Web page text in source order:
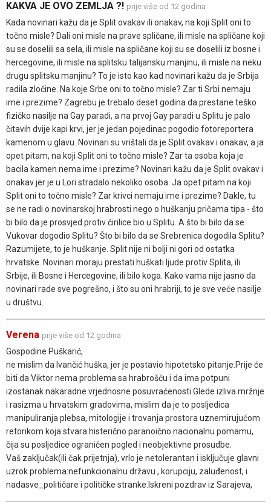
KAKVA JE OVO ZEMLJA ?! prije više od 12 godina
Kada novinari kažu da je Split ovakav ili onakav, na koji Split oni to
točno misle? Dali oni misle na prave spličane, ili misle na spličane koji
su se doselili sa sela, ili misle na spličane koji su se doselili iz bosne i
hercegovine, ili misle na splitsku talijansku manjinu, ili misle na neku
drugu splitsku manjinu? To je isto kao kad novinari kažu da je Srbija
radila zločine. Na koje Srbe oni to točno misle? Zar ti Srbi nemaju
ime i prezime? Zagrebu je trebalo deset godina da prestane teško
fizičko nasilje na Gay paradi, a na prvoj Gay paradi u Splitu je palo
čitavih dvije kapi krvi, jer je jedan pojedinac pogodio fotoreportera
kamenom u glavu. Novinari su vrištali da je Split ovakav i onakav, a ja
opet pitam, na koji Split oni to točno misle? Zar ta osoba koja je
bacila kamen nema ime i prezime? Novinari kažu da je Split ovakav i
onakav jer je u Lori stradalo nekoliko osoba. Ja opet pitam na koji
Split oni to točno misle? Zar krivci nemaju ime i prezime? Dakle, tu
se ne radi o novinarskoj hrabrosti nego o huškanju pričama tipa - što
bi bilo da je prosvjed protiv ćirilice bio u Splitu. A što bi bilo da se
Vukovar dogodio Splitu? Što bi bilo da se Srebrenica dogodila Splitu?
Razumijete, to je huškanje. Split nije ni bolji ni gori od ostatka
hrvatske. Novinari moraju prestati huškati ljude protiv Splita, ili
Srbije, ili Bosne i Hercegovine, ili bilo koga. Kako vama nije jasno da
novinari rade sve pogrešno, i što su oni hrabriji, to je sve veće nasilje
u društvu.
Verena prije više od 12 godina
Gospodine Puškarić,
ne mislim da Ivančić huška, jer je postavio hipotetsko pitanje.Prije će
biti da Viktor nema problema sa hrabrošću i da ima potpuni
izostanak nakaradne vrjednosne posuvraćenosti.Glede izliva mržnje
i rasizma u hrvatskim gradovima, mislim da je to posljedica
manipuliranja plebsa, mitologije i trovanja prostora uznemirujućom
retorikom koja stvara histerično paranoično nacionalnu pomamu,
čija su posljedice ograničen pogled i neobjektivne prosudbe.
Vaš zaključak(ili čak prijetnja), vrlo je netolerantan i isključuje glavni
uzrok problema:nefunkcionalnu državu , korupciju, zaluđenost, i
nadasve_političare i političke stranke.Iskreni pozdrav iz Sarajeva,